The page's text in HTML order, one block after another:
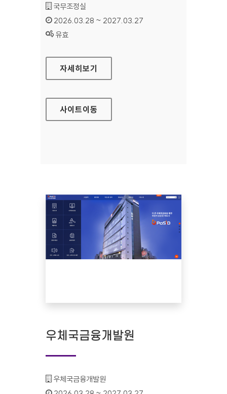
기관명 :
국무조정실
인증기간 :
2026.03.28 ~ 2027.03.27
상태 :
유효
규제신문고
자세히보기
사이트이동
우체국금융개발원
기관명 :
우체국금융개발원